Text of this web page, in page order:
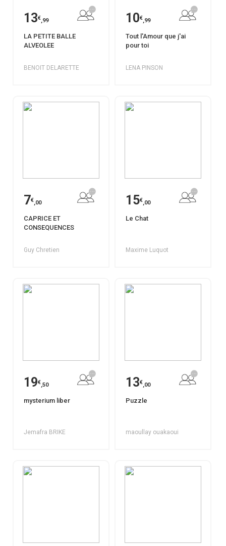
13€,99
LA PETITE BALLE
ALVEOLEE
BENOIT DELARETTE
10€,99
Tout l'Amour que j'ai
pour toi
LENA PINSON
7€,00
CAPRICE ET
CONSEQUENCES
Guy Chretien
15€,00
Le Chat
Maxime Luquot
19€,50
mysterium liber
Jemafra BRIKE
13€,00
Puzzle
maoullay ouakaoui